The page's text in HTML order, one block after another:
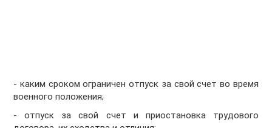
- каким сроком ограничен отпуск за свой счет во время
военного положения;
- отпуск за свой счет и приостановка трудового